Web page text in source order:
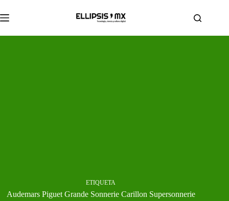
al
contenido
ETIQUETA
Audemars Piguet Grande Sonnerie Carillon Supersonnerie